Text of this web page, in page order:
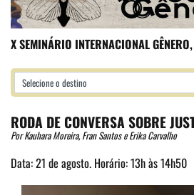
X SEMINÁRIO INTERNACIONAL
RODA DE CONVERSA SOBRE
Por Kauhara Moreira, Fran Santos e Erika Carvalho
Data: 21 de agosto. Horário: 13h às 14h50